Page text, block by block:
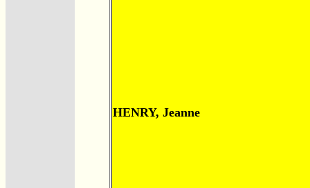
HENRY, Jeanne